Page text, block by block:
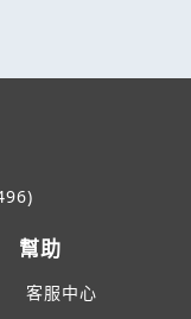
幫助
客服中心